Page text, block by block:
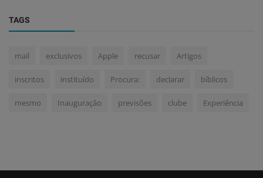
TAGS
mail exclusivos Apple recusar Artigos
inscritos instituído Procura: declarar bíblicos
mesmo Inauguração previsões clube Experiência